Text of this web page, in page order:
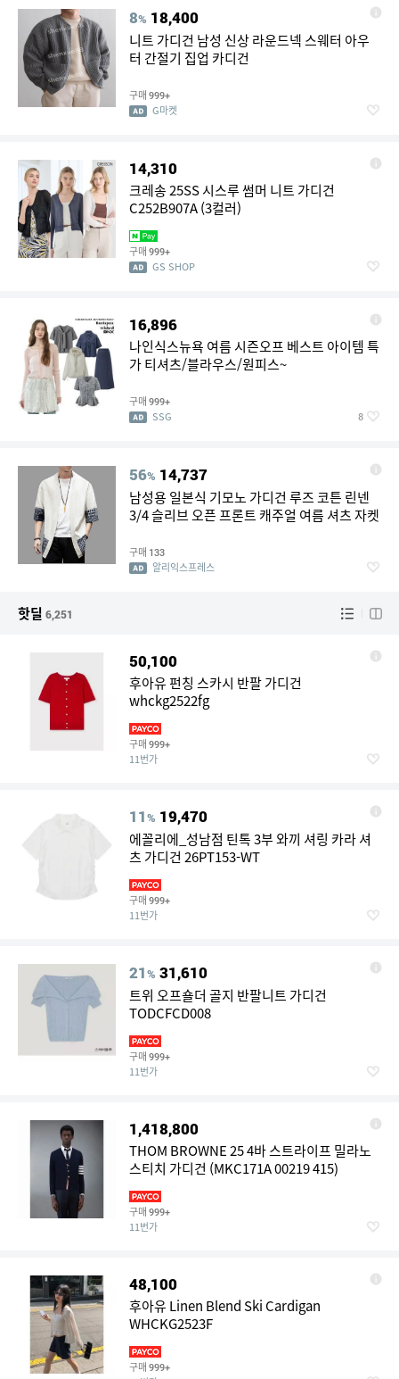
8% 18,400
니트 가디건 남성 신상 라운드넥 스웨터 아우
터 간절기 집업 카디건
구매 999+
G마켓
14,310
크레송 25SS 시스루 썸머 니트 가디건
C252B907A (3컬러)
구매 999+
GS SHOP
16,896
나인식스뉴욕 여름 시즌오프 베스트 아이템 특
가 티셔츠/블라우스/원피스~
구매 999+
SSG 8
56% 14,737
남성용 일본식 기모노 가디건 루즈 코튼 린넨
3/4 슬리브 오픈 프론트 캐주얼 여름 셔츠 자켓
구매 133
알리익스프레스
핫딜 6,251
50,100
후아유 펀칭 스카시 반팔 가디건
whckg2522fg
구매 999+
11번가
11% 19,470
에꼴리에_성남점 틴톡 3부 와끼 셔링 카라 셔
츠 가디건 26PT153-WT
구매 999+
11번가
21% 31,610
트위 오프숄더 골지 반팔니트 가디건
TODCFCD008
구매 999+
11번가
1,418,800
THOM BROWNE 25 4바 스트라이프 밀라노
스티치 가디건 (MKC171A 00219 415)
구매 999+
11번가
48,100
후아유 Linen Blend Ski Cardigan
WHCKG2523F
구매 999+